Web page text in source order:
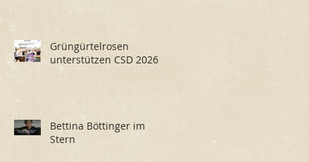
Grüngürtelrosen
unterstützen CSD 2026
Bettina Böttinger im
Stern